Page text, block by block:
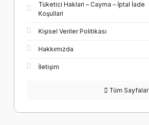
Tüketici Haklari – Cayma – İptal İade
Koşullari
Kişisel Veriler Politikası
Hakkımızda
İletişim
Tüm Sayfalar